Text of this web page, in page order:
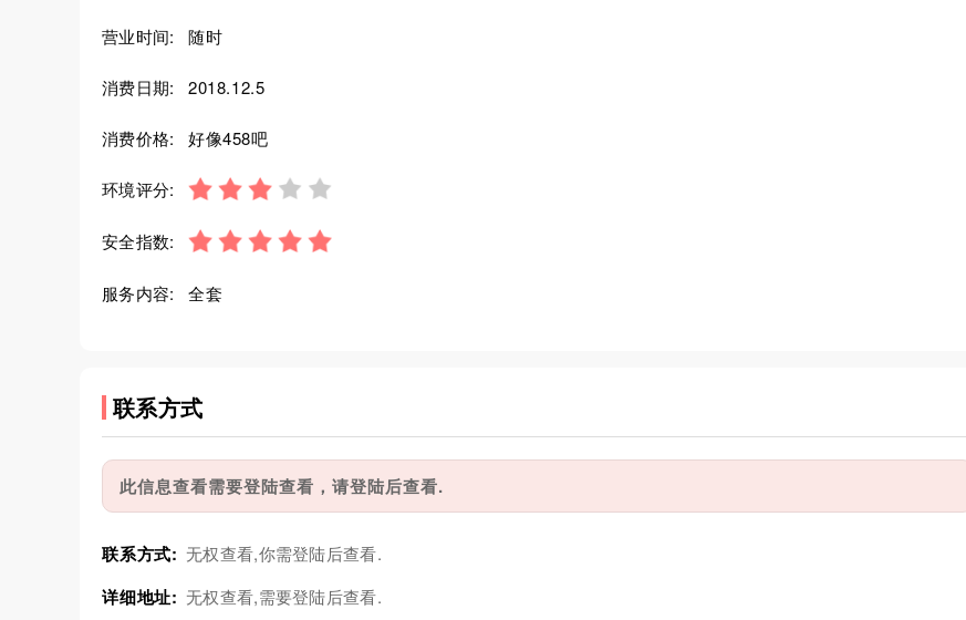
营业时间: 随时
消费日期: 2018.12.5
消费价格: 好像458吧
环境评分:
安全指数:
服务内容: 全套
联系方式
此信息查看需要登陆查看，请登陆后查看.
联系方式: 无权查看,你需登陆后查看.
详细地址: 无权查看,需要登陆后查看.